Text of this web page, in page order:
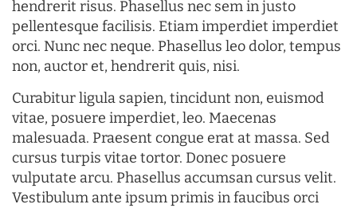
hendrerit risus. Phasellus nec sem in justo
pellentesque facilisis. Etiam imperdiet imperdiet
orci. Nunc nec neque. Phasellus leo dolor, tempus
non, auctor et, hendrerit quis, nisi.
Curabitur ligula sapien, tincidunt non, euismod
vitae, posuere imperdiet, leo. Maecenas
malesuada. Praesent congue erat at massa. Sed
cursus turpis vitae tortor. Donec posuere
vulputate arcu. Phasellus accumsan cursus velit.
Vestibulum ante ipsum primis in faucibus orci